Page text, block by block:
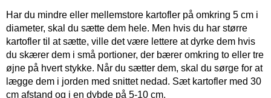
Har du mindre eller mellemstore kartofler på omkring 5 cm i
diameter, skal du sætte dem hele. Men hvis du har større
kartofler til at sætte, ville det være lettere at dyrke dem hvis
du skærer dem i små portioner, der bærer omkring to eller tre
øjne på hvert stykke. Når du sætter dem, skal du sørge for at
lægge dem i jorden med snittet nedad. Sæt kartofler med 30
cm afstand og i en dybde på 5-10 cm.